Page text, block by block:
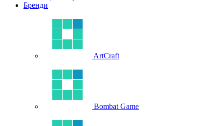
Бренди
ArtCraft
Bombat Game